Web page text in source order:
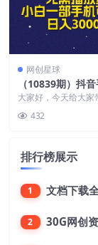
网创星球
（10839期）抖
法，无需播放量
大家好，今天给大家
量，小白一部手机可
432
排行榜展示
1 文档下载
2 30G网创